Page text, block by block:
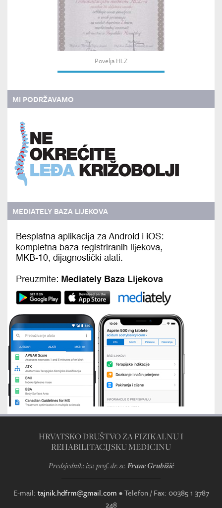
Povelja HLZ
MI PODRŽAVAMO
MEDIATELY BAZA LIJEKOVA
HRVATSKO DRUŠTVO ZA FIZIKALNU I
REHABILITACIJSKU MEDICINU
Predsjednik: izv. prof. dr. sc.Frane Grubišić
E-mail: tajnik.hdfrm@gmail.com •Telefon / Fax: 00385 1 3787
248